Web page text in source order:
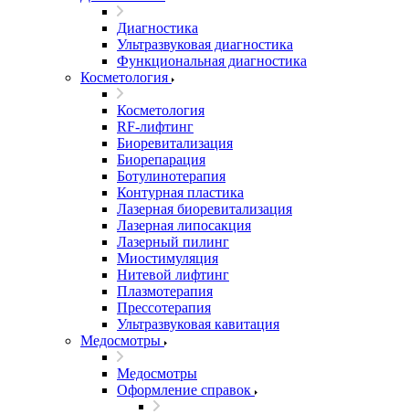
Диагностика
Ультразвуковая диагностика
Функциональная диагностика
Косметология
Косметология
RF-лифтинг
Биоревитализация
Биорепарация
Ботулинотерапия
Контурная пластика
Лазерная биоревитализация
Лазерная липосакция
Лазерный пилинг
Миостимуляция
Нитевой лифтинг
Плазмотерапия
Прессотерапия
Ультразвуковая кавитация
Медосмотры
Медосмотры
Оформление справок